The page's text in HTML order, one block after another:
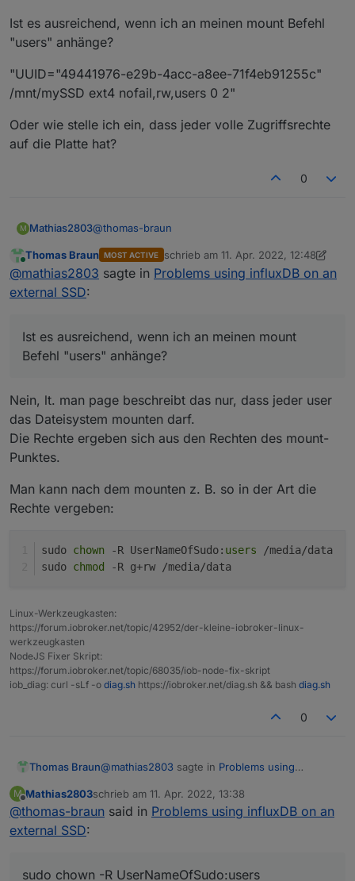
Da stehen alle Optionen für die einzelnen
Ist es ausreichend, wenn ich an meinen mount Befehl
"users" anhänge?
"UUID="49441976-e29b-4acc-a8ee-71f4eb91255c"
/mnt/mySSD ext4 nofail,rw,users 0 2"
Oder wie stelle ich ein, dass jeder volle Zugriffsrechte
auf die Platte hat?
0
M Mathias2803@thomas-braun
Ist es ausreichend, wenn ich an meinen mount
Befehl "users" anhänge?
Zugriffsrechte auf die Platte hat?
Online
Thomas Braun MOST ACTIVE schrieb am 11. Apr. 2022, 12:48
zuletzt editiert von Thomas Braun
@mathias2803 sagte in Problems using influxDB on an
external SSD:
Ist es ausreichend, wenn ich an meinen mount
Befehl "users" anhänge?
Nein, lt. man page beschreibt das nur, dass jeder user
das Dateisystem mounten darf.
Die Rechte ergeben sich aus den Rechten des mount-
Punktes.
Man kann nach dem mounten z. B. so in der Art die
Rechte vergeben:
sudo chown -R UserNameOfSudo: users /media/data
sudo chmod -R g+rw /media/data
Linux-Werkzeugkasten:
https://forum.iobroker.net/topic/42952/der-kleine-iobroker-linux-
werkzeugkasten
NodeJS Fixer Skript:
https://forum.iobroker.net/topic/68035/iob-node-fix-skript
iob_diag: curl -sLf -o diag.sh https://iobroker.net/diag.sh && bash diag.sh
0
Thomas Braun@mathias2803 sagte in Problems using
Ist es ausreichend, wenn ich an meinen
Die Rechte ergeben sich aus den Rechten des
Man kann nach dem mounten z. B. so in der Art
M
Offline
Mathias2803schrieb am 11. Apr. 2022, 13:38
zuletzt editiert von
@thomas-braun said in Problems using influxDB on an
external SSD:
sudo chown -R UserNameOfSudo:users